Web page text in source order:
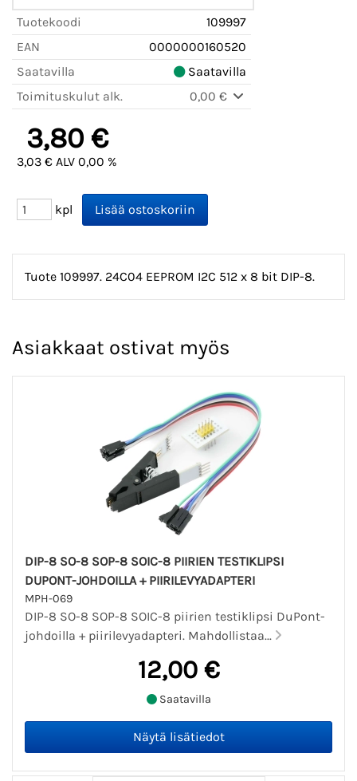
Tuotekoodi
109997
EAN
0000000160520
Saatavilla
Saatavilla
Toimituskulut alk.
0,00 €
3,80 €
3,03 € ALV 0,00 %
kpl
Tuote 109997. 24C04 EEPROM I2C 512 x 8 bit DIP-8.
Asiakkaat ostivat myös
DIP-8 SO-8 SOP-8 SOIC-8 PIIRIEN TESTIKLIPSI
DUPONT-JOHDOILLA + PIIRILEVYADAPTERI
MPH-069
DIP-8 SO-8 SOP-8 SOIC-8 piirien testiklipsi DuPont-
johdoilla + piirilevyadapteri. Mahdollistaa...
12,00 €
Saatavilla